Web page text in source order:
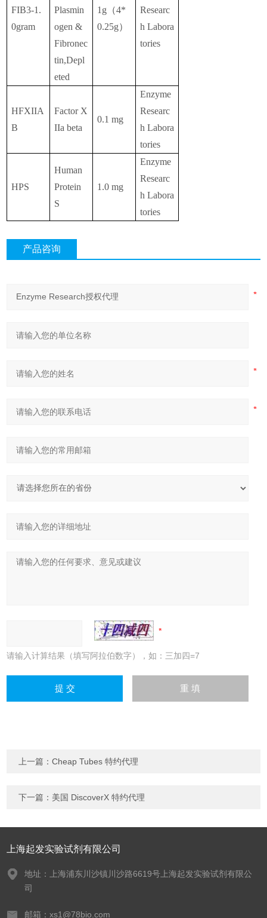
FIB3-1.
0gram
Plasmin
ogen &
Fibronec
tin,Depl
eted
1g（4*
0.25g）
Researc
h Labora
tories
HFXIIA
B
Factor X
IIa beta
0.1 mg
Enzyme
Researc
h Labora
tories
HPS
Human
Protein
S
1.0 mg
Enzyme
Researc
h Labora
tories
产品咨询
请输入计算结果（填写阿拉伯数字），如：三加四=7
上一篇：Cheap Tubes 特约代理
下一篇： 美国 DiscoverX 特约代理
上海起发实验试剂有限公司
地址：上海浦东川沙镇川沙路6619号上海起发实验试剂有限公
司
邮箱：xs1@78bio.com